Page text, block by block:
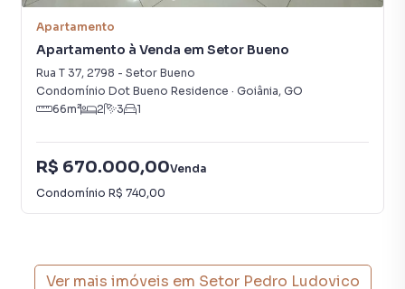
Apartamento
Apartamento à Venda em Setor Bueno
Rua T 37, 2798 - Setor Bueno
Condomínio Dot Bueno Residence · Goiânia, GO
66m² 2 3 1
R$ 670.000,00Venda
Condomínio R$ 740,00
Ver mais imóveis em Setor Pedro Ludovico